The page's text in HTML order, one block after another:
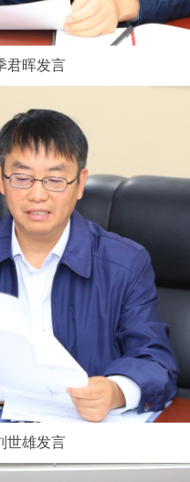
君晖发言
世雄发言